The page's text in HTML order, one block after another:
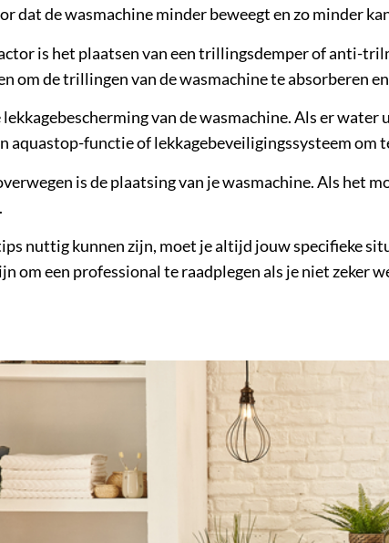
dat de wasmachine minder beweegt en zo minder
is het plaatsen van een trillingsdemper of anti-
om de trillingen van de wasmachine te absorberen
van de wasmachine. Als er
aquastop-functie of lekkagebeveiligingssysteem om
is de plaatsing van je wasmachine. Als het
nuttig kunnen zijn, moet je altijd jouw specifieke
om een professional te raadplegen als je niet zeker